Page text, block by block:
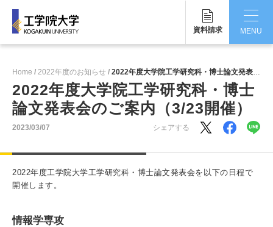
資料請求
MENU
工学院大学について
学部・大学院
研究・産学連携
就職・キャリア
Home 2022年度のお知らせ 2022年度大学院工学研究科・博士論文発表会のご案内（3/23開催）
2022年度大学院工学研究科・博士
論文発表会のご案内（3/23開催）
2023/03/07 シェアする
2022年度工学院大学工学研究科・博士論文発表会を以下の日程で
開催します。
情報学専攻